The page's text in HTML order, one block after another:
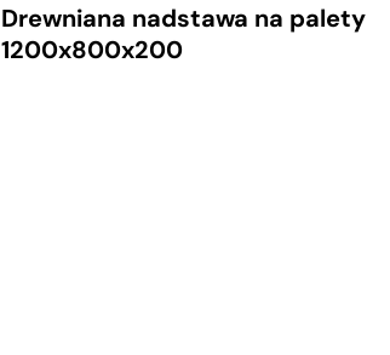
Drewniana nadstawa na palety
1200x800x200